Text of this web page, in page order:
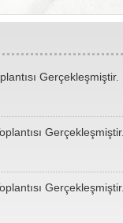
Gerçekleşmiştir.
Gerçekleşmiştir.
Gerçekleşmiştir.